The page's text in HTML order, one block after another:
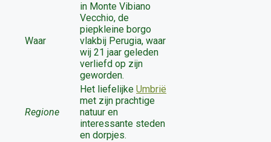
Waar
in Monte Vibiano
Vecchio, de
piepkleine borgo
vlakbij Perugia, waar
wij 21 jaar geleden
verliefd op zijn
geworden.
Regione
Het liefelijke Umbrië
met zijn prachtige
natuur en
interessante steden
en dorpjes.